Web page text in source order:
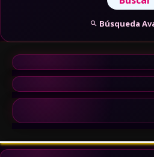
Putas Chosica: zonas
Búsqueda